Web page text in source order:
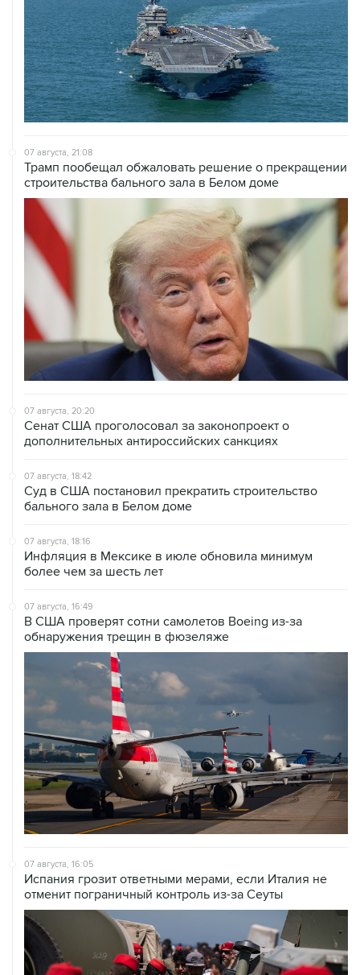
07 августа, 21:08
Трамп пообещал обжаловать решение о прекращении
строительства бального зала в Белом доме
07 августа, 20:20
Сенат США проголосовал за законопроект о
дополнительных антироссийских санкциях
07 августа, 18:42
Суд в США постановил прекратить строительство
бального зала в Белом доме
07 августа, 18:16
Инфляция в Мексике в июле обновила минимум
более чем за шесть лет
07 августа, 16:49
В США проверят сотни самолетов Boeing из-за
обнаружения трещин в фюзеляже
07 августа, 16:05
Испания грозит ответными мерами, если Италия не
отменит пограничный контроль из-за Сеуты